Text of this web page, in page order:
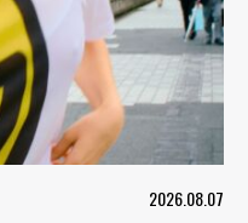
2026.08.07